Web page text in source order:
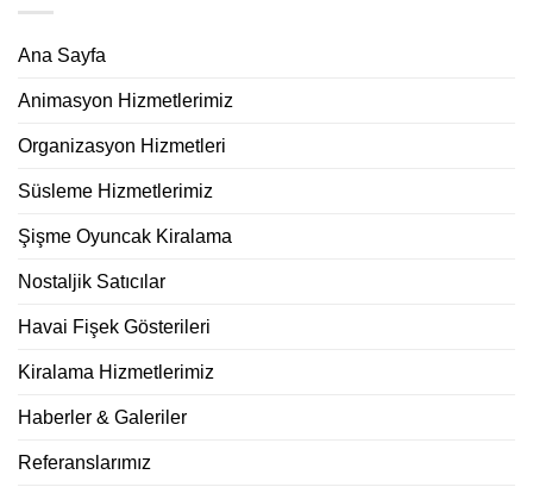
Ana Sayfa
Animasyon Hizmetlerimiz
Organizasyon Hizmetleri
Süsleme Hizmetlerimiz
Şişme Oyuncak Kiralama
Nostaljik Satıcılar
Havai Fişek Gösterileri
Kiralama Hizmetlerimiz
Haberler & Galeriler
Referanslarımız